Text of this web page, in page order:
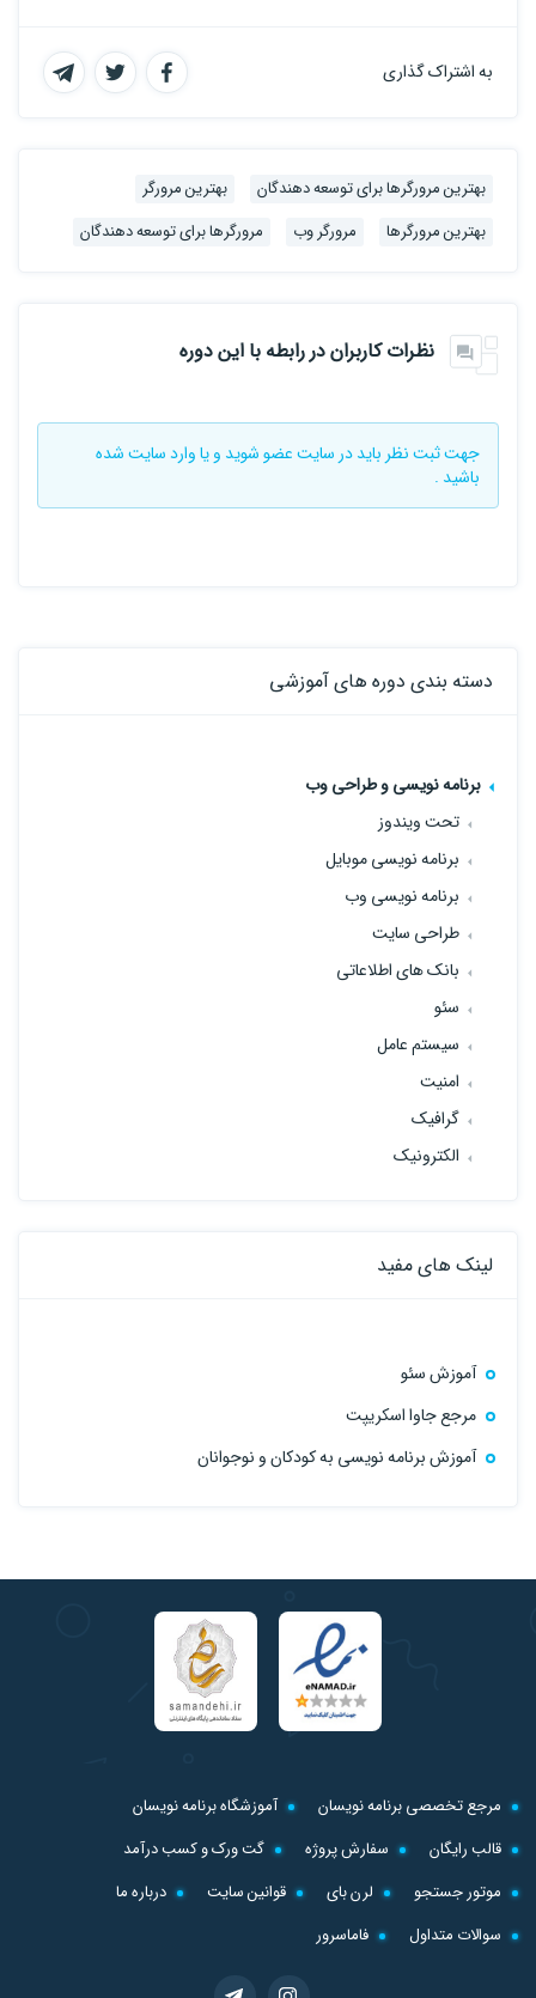
به اشتراک گذاری
بهترین مرورگرها برای توسعه دهندگان
بهترین مرورگر
بهترین مرورگرها
مرورگر وب مرورگرها برای توسعه دهندگان
نظرات کاربران در رابطه با این دوره
جهت ثبت نظر باید در سایتعضو شوید و یاوارد سایتشده
باشید .
دسته بندی دوره های آموزشی
برنامه نویسی و طراحی وب
تحت ویندوز
برنامه نویسی موبایل
برنامه نویسی وب
طراحی سایت
بانک های اطلاعاتی
سئو
سیستم عامل
امنیت
گرافیک
الکترونیک
لینک های مفید
آموزش سئو
مرجع جاوا اسکریپت
آموزش برنامه نویسی به کودکان و نوجوانان
مرجع تخصصی برنامه نویسان
آموزشگاه برنامه نویسان
قالب رایگان
سفارش پروژه
گت ورک و کسب درآمد
موتور جستجو
لرن بای قوانین سایت
درباره ما
سوالات متداول
فاماسرور